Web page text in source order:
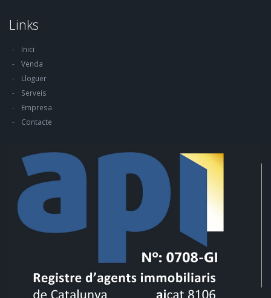
Links
Inici
Venda
Lloguer
Serveis
Empresa
Contacte